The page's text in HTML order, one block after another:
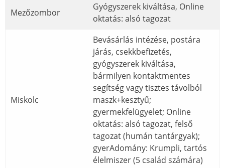
Mezőzombor
Gyógyszerek kiváltása, Online
oktatás: alsó tagozat
Miskolc
Bevásárlás intézése, postára
járás, csekkbefizetés,
gyógyszerek kiváltása,
bármilyen kontaktmentes
segítség vagy tisztes távolból
maszk+kesztyű;
gyermekfelügyelet; Online
oktatás: alsó tagozat, felső
tagozat (humán tantárgyak);
gyerAdomány: Krumpli, tartós
élelmiszer (5 család számára)